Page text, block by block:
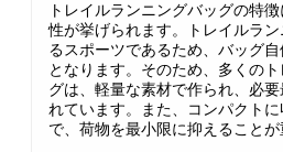
トレイルランニングバッグの特
性が挙げられます。トレイルラ
るスポーツであるため、バッグ
となります。そのため、多くの
グは、軽量な素材で作られ、必
れています。また、コンパクト
で、荷物を最小限に抑えることが